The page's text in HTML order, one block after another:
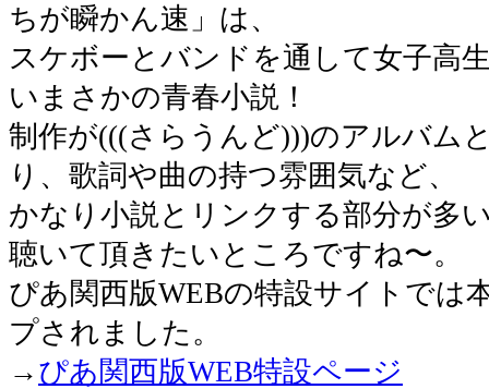
ちが瞬かん速」は、
スケボーとバンドを通して女子高
いまさかの青春小説！
制作が(((さらうんど)))のアルバム
り、歌詞や曲の持つ雰囲気など、
かなり小説とリンクする部分が多
聴いて頂きたいところですね〜。
ぴあ関西版WEBの特設サイトでは
プされました。
→ ぴあ関西版WEB特設ページ